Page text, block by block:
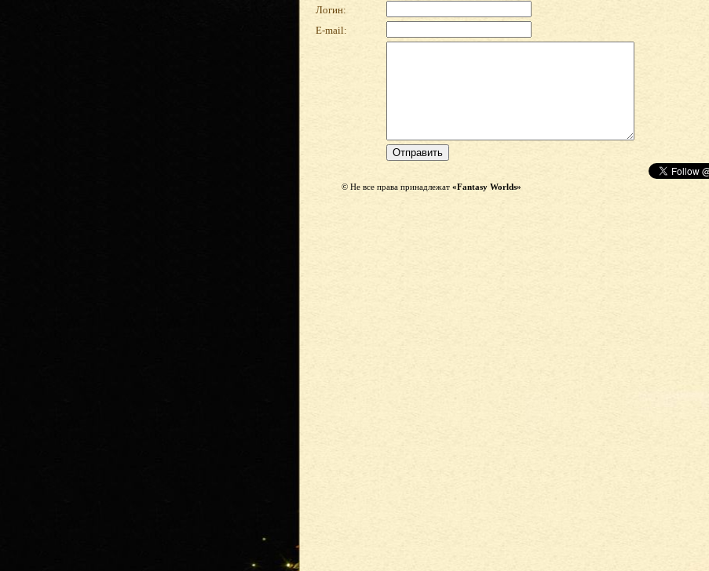
Логин:
E-mail:
© Не все права принадлежат «Fantasy Worlds»